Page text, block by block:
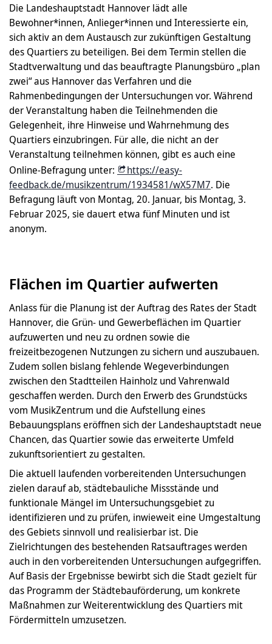
Die Landeshauptstadt Hannover lädt alle
Bewohner*innen, Anlieger*innen und Interessierte ein,
sich aktiv an dem Austausch zur zukünftigen Gestaltung
des Quartiers zu beteiligen. Bei dem Termin stellen die
Stadtverwaltung und das beauftragte Planungsbüro „plan
zwei“ aus Hannover das Verfahren und die
Rahmenbedingungen der Untersuchungen vor. Während
der Veranstaltung haben die Teilnehmenden die
Gelegenheit, ihre Hinweise und Wahrnehmung des
Quartiers einzubringen. Für alle, die nicht an der
Veranstaltung teilnehmen können, gibt es auch eine
Online-Befragung unter:
https://easy-
feedback.de/musikzentrum/1934581/wX57M7. Die
Befragung läuft von Montag, 20. Januar, bis Montag, 3.
Februar 2025, sie dauert etwa fünf Minuten und ist
anonym.
Flächen im Quartier aufwerten
Anlass für die Planung ist der Auftrag des Rates der Stadt
Hannover, die Grün- und Gewerbeflächen im Quartier
aufzuwerten und neu zu ordnen sowie die
freizeitbezogenen Nutzungen zu sichern und auszubauen.
Zudem sollen bislang fehlende Wegeverbindungen
zwischen den Stadtteilen Hainholz und Vahrenwald
geschaffen werden. Durch den Erwerb des Grundstücks
vom MusikZentrum und die Aufstellung eines
Bebauungsplans eröffnen sich der Landeshauptstadt neue
Chancen, das Quartier sowie das erweiterte Umfeld
zukunftsorientiert zu gestalten.
Die aktuell laufenden vorbereitenden Untersuchungen
zielen darauf ab, städtebauliche Missstände und
funktionale Mängel im Untersuchungsgebiet zu
identifizieren und zu prüfen, inwieweit eine Umgestaltung
des Gebiets sinnvoll und realisierbar ist. Die
Zielrichtungen des bestehenden Ratsauftrages werden
auch in den vorbereitenden Untersuchungen aufgegriffen.
Auf Basis der Ergebnisse bewirbt sich die Stadt gezielt für
das Programm der Städtebauförderung, um konkrete
Maßnahmen zur Weiterentwicklung des Quartiers mit
Fördermitteln umzusetzen.